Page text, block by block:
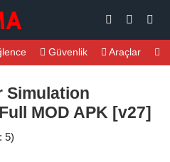
Güvenlik Araçlar
Simulation
MOD APK [v27]
5)